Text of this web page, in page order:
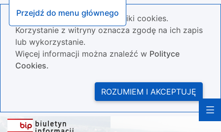
Przejdź do menu głównego
Nasza strona wykorzystuje pliki cookies.
Korzystanie z witryny oznacza zgodę na ich zapis
lub wykorzystanie.
Więcej informacji można znaleźć w Polityce
Cookies.
ROZUMIEM I AKCEPTUJĘ